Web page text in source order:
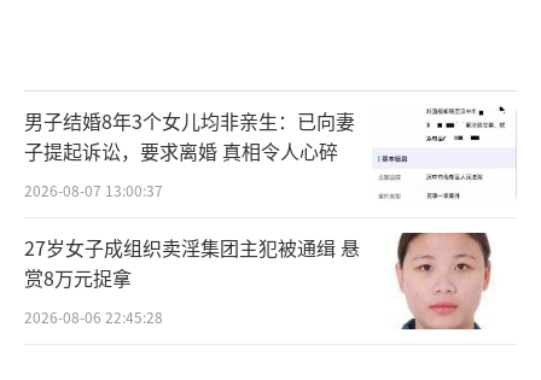
男子结婚8年3个女儿均非亲生：已向妻
子提起诉讼，要求离婚 真相令人心碎
2026-08-07 13:00:37
27岁女子成组织卖淫集团主犯被通缉 悬
赏8万元捉拿
2026-08-06 22:45:28